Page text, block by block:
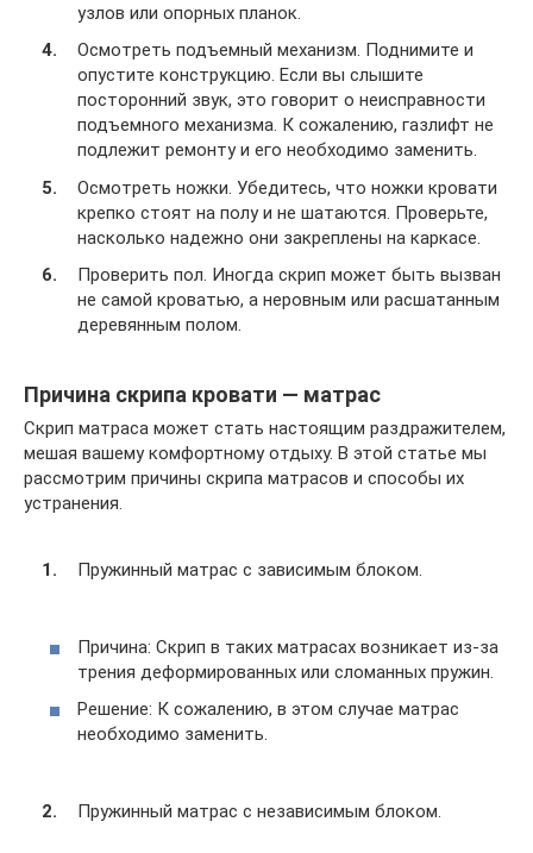
узлов или опорных планок.
Осмотреть подъемный механизм. Поднимите и
опустите конструкцию. Если вы слышите
посторонний звук, это говорит о неисправности
подъемного механизма. К сожалению, газлифт не
подлежит ремонту и его необходимо заменить.
Осмотреть ножки. Убедитесь, что ножки кровати
крепко стоят на полу и не шатаются. Проверьте,
насколько надежно они закреплены на каркасе.
Проверить пол. Иногда скрип может быть вызван
не самой кроватью, а неровным или расшатанным
деревянным полом.
Причина скрипа кровати — матрас
Скрип матраса может стать настоящим раздражителем,
мешая вашему комфортному отдыху. В этой статье мы
рассмотрим причины скрипа матрасов и способы их
устранения.
Пружинный матрас с зависимым блоком.
Причина: Скрип в таких матрасах возникает из-за
трения деформированных или сломанных пружин.
Решение: К сожалению, в этом случае матрас
необходимо заменить.
Пружинный матрас с независимым блоком.